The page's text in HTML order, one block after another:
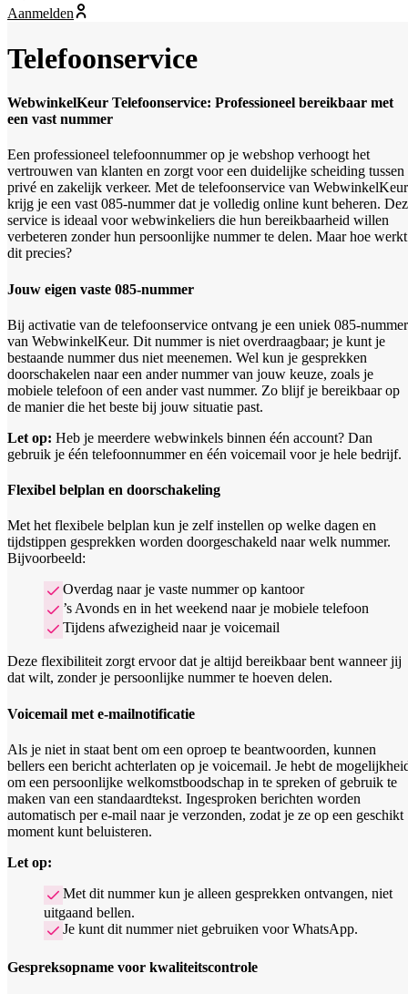
Aanmelden
Telefoonservice
WebwinkelKeur Telefoonservice: Professioneel bereikbaar met
een vast nummer
Een professioneel telefoonnummer op je webshop verhoogt het
vertrouwen van klanten en zorgt voor een duidelijke scheiding tussen
privé en zakelijk verkeer. Met de telefoonservice van WebwinkelKeur
krijg je een vast 085-nummer dat je volledig online kunt beheren.
service is ideaal voor webwinkeliers die hun bereikbaarheid willen
verbeteren zonder hun persoonlijke nummer te delen. Maar hoe werkt
dit precies?
Jouw eigen vaste 085-nummer
Bij activatie van de telefoonservice ontvang je een uniek 085-nummer
van WebwinkelKeur. Dit nummer is niet overdraagbaar; je kunt je
bestaande nummer dus niet meenemen. Wel kun je gesprekken
doorschakelen naar een ander nummer van jouw keuze, zoals je
mobiele telefoon of een ander vast nummer. Zo blijf je bereikbaar op
de manier die het beste bij jouw situatie past.
Let op: Heb je meerdere webwinkels binnen één account? Dan
gebruik je één telefoonnummer en één voicemail voor je hele bedrijf.
Flexibel belplan en doorschakeling
Met het flexibele belplan kun je zelf instellen op welke dagen en
tijdstippen gesprekken worden doorgeschakeld naar welk nummer.
Bijvoorbeeld:
Overdag naar je vaste nummer op kantoor
’s Avonds en in het weekend naar je mobiele telefoon
Tijdens afwezigheid naar je voicemail
Deze flexibiliteit zorgt ervoor dat je altijd bereikbaar bent wanneer jij
dat wilt, zonder je persoonlijke nummer te hoeven delen.
Voicemail met e-mailnotificatie
Als je niet in staat bent om een oproep te beantwoorden, kunnen
bellers een bericht achterlaten op je voicemail. Je hebt de
om een persoonlijke welkomstboodschap in te spreken of gebruik te
maken van een standaardtekst. Ingesproken berichten worden
automatisch per e-mail naar je verzonden, zodat je ze op een geschikt
moment kunt beluisteren.
Let op:
Met dit nummer kun je alleen gesprekken ontvangen, niet
uitgaand bellen.
Je kunt dit nummer niet gebruiken voor WhatsApp.
Gespreksopname voor kwaliteitscontrole